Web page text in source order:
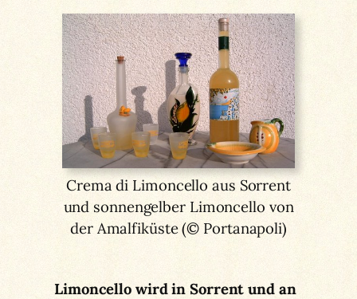
Crema di Limoncello aus Sorrent
und sonnengelber Limoncello von
der Amalfiküste (© Portanapoli)
Limoncello wird in Sorrent und an